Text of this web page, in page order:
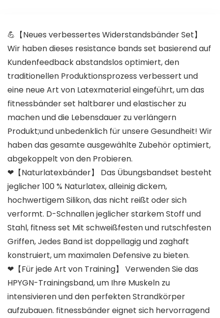
💪【Neues verbessertes Widerstandsbänder Set】
Wir haben dieses resistance bands set basierend auf
Kundenfeedback abstandslos optimiert, den
traditionellen Produktionsprozess verbessert und
eine neue Art von Latexmaterial eingeführt, um das
fitnessbänder set haltbarer und elastischer zu
machen und die Lebensdauer zu verlängern
Produkt;und unbedenklich für unsere Gesundheit! Wir
haben das gesamte ausgewählte Zubehör optimiert,
abgekoppelt von den Probieren.
❤【Naturlatexbänder】 Das Übungsbandset besteht
jeglicher 100 % Naturlatex, alleinig dickem,
hochwertigem Silikon, das nicht reißt oder sich
verformt. D-Schnallen jeglicher starkem Stoff und
Stahl, fitness set Mit schweißfesten und rutschfesten
Griffen, Jedes Band ist doppellagig und zaghaft
konstruiert, um maximalen Defensive zu bieten.
❤【Für jede Art von Training】 Verwenden Sie das
HPYGN-Trainingsband, um Ihre Muskeln zu
intensivieren und den perfekten Strandkörper
aufzubauen. fitnessbänder eignet sich hervorragend